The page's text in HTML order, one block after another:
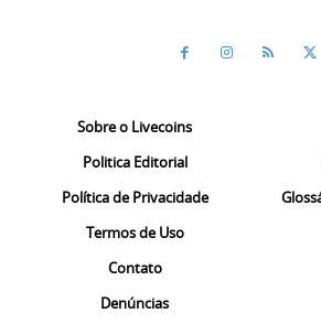
Sobre o Livecoins
Politica Editorial
Política de Privacidade
Termos de Uso
Contato
Denúncias